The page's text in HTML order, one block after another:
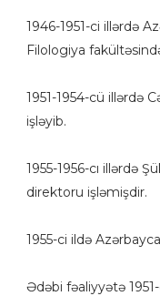
1946-1951-ci illərdə
Filologiya
1951-1954-cü illərdə
işləyib.
1955-1956-cı illərdə
direktoru işləmişdir.
1955-ci ildə
Ədəbi fəaliyyətə